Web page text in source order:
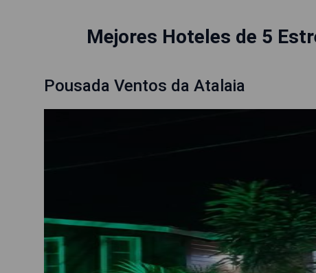
Mejores Hoteles de 5
Pousada Ventos da Atalaia